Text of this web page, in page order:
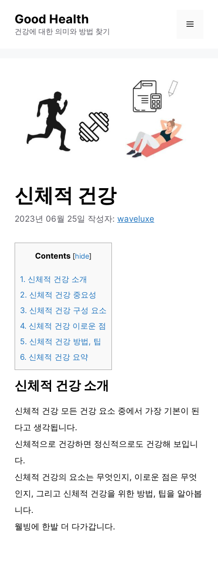
Good Health
건강에 대한 의미와 방법 찾기
메
신체적 건강
2023년 06월 25일 작성자: waveluxe
Contents [hide]
1. 신체적 건강 소개
2. 신체적 건강 중요성
3. 신체적 건강 구성 요소
4. 신체적 건강 이로운 점
5. 신체적 건강 방법, 팁
6. 신체적 건강 요약
신체적 건강 소개
신체적 건강 모든 건강 요소 중에서 가장 기본이 된
다고 생각됩니다.
신체적으로 건강하면 정신적으로도 건강해 보입니
다.
신체적 건강의 요소는 무엇인지, 이로운 점은 무엇
인지, 그리고 신체적 건강을 위한 방법, 팁을 알아봅
니다.
웰빙에 한발 더 다가갑니다.